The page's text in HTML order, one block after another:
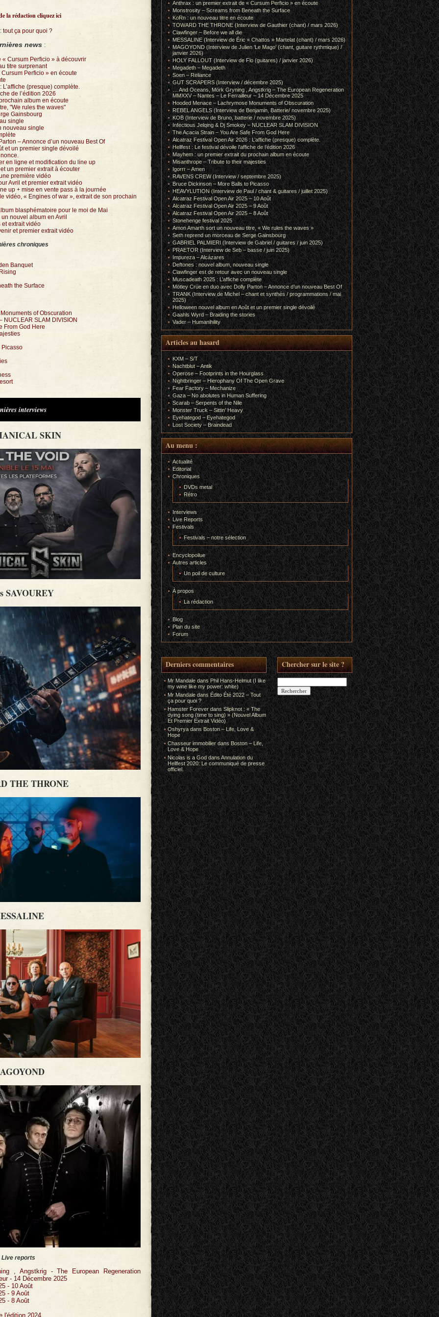
la rédaction cliquez ici
: tout ça pour quoi ?
news :
Cursum Perficio » à découvrir
titre surprenant
Perficio » en écoute
(presque) complète.
de l’édition 2026
album en écoute
"We rules the waves"
Gainsbourg
single
nouveau single
– Annonce d’un nouveau Best Of
et un premier single dévoilé
en ligne et modification du line up
un premier extrait à écouter
première vidéo
Avril et premier extrait vidéo
up + mise en vente pass à la journée
vidéo, « Engines of war », extrait de son prochain
blasphématoire pour le moi de Mai
nouvel album en Avril
extrait vidéo
et premier extrait vidéo
chroniques
Banquet
the Surface
of Obscuration
NUCLEAR SLAM DIVISION
From God Here
Picasso
interviews
SKIN
SAVOUREY
THE THRONE
Live reports
, Angstkrig - The European Regeneration
- 14 Décembre 2025
- 10 Août
- 9 Août
- 8 Août
l'édition 2024
Anthrax : un premier extrait de « Cursum Perficio » en écoute
Monstrosity – Screams from Beneath the Surface
KoRn : un nouveau titre en écoute
TOWARD THE THRONE (Interview de Gauthier (chant) / mars 2026)
Clawfinger – Before we all die
MESSALINE (Interview de Éric « Chattos » Martelat (chant) / mars 2026)
MAGOYOND (Interview de Julien ‘Le Mago’ (chant, guitare rythmique) /
janvier 2026)
HOLY FALLOUT (Interview de Flo (guitares) / janvier 2026)
Megadeth – Megadeth
Soen – Reliance
GUT SCRAPERS (Interview / décembre 2025)
… And Oceans, Mörk Gryning , Angstkrig – The European Regeneration
MMXXV – Nantes – Le Ferrailleur – 14 Décembre 2025
Hooded Menace – Lachrymose Monuments of Obscuration
REBEL ANGELS (Interview de Benjamin, Batterie/ novembre 2025)
KOB (Interview de Bruno, batterie / novembre 2025)
Infectious Jelqing & Dj Smokey – NUCLEAR SLAM DIVISION
The Acacia Strain – You Are Safe From God Here
Alcatraz Festival Open Air 2026 : L’affiche (presque) complète.
Hellfest : Le festival dévoile l’affiche de l’édition 2026
Mayhem : un premier extrait du prochain album en écoute
Misanthrope – Tribute to their majesties
Igorrr – Amen
RAVENS CREW (Interview / septembre 2025)
Bruce Dickinson – More Balls to Picasso
HEAVYLUTION (Interview de Paul / chant & guitares / juillet 2025)
Alcatraz Festival Open Air 2025 – 10 Août
Alcatraz Festival Open Air 2025 – 9 Août
Alcatraz Festival Open Air 2025 – 8 Août
Stonehenge festival 2025
Amon Amarth sort un nouveau titre, « We rules the waves »
Seth reprend un morceau de Serge Gainsbourg
GABRIEL PALMIERI (Interview de Gabriel / guitares / juin 2025)
PRAETOR (Interview de Seb – basse / juin 2025)
Impureza – Alcázares
Deftones : nouvel album, nouveau single
Clawfinger est de retour avec un nouveau single
Muscadeath 2025 : L’affiche complète
Mötley Crüe en duo avec Dolly Parton – Annonce d’un nouveau Best Of
TRANK (Interview de Michel – chant et synthés / programmations / mai
2025)
Helloween nouvel album en Août et un premier single dévoilé
Gaahls Wyrd – Braiding the stories
Vader – Humanihility
Articles au hasard
KXM – S/T
Nachtblut – Antik
Operose – Footprints in the Hourglass
Nightbringer – Hierophany Of The Open Grave
Fear Factory – Mechanize
Gaza – No abolutes in Human Suffering
Scarab – Serpents of the Nile
Monster Truck – Sittin’ Heavy
Eyehategod – Eyehategod
Lost Society – Braindead
Au menu :
Actualité
Editorial
Chroniques
DVDs metal
Rétro
Interviews
Live Reports
Festivals
Festivals – notre sélection
Encyclopoilue
Autres articles
Un poil de culture
À propos
La rédaction
Blog
Plan du site
Forum
Derniers commentaires
Mr Mandaledans Phil Hans-Helmut (I like
my wine like my power: white)
Mr MandaledansÉdito Été 2022 – Tout
ça pour quoi ?
Hamster Forever dans Slipknot : « The
dying song (time to sing) » (Nouvel Album
Et Premier Extrait Vidéo)
Oshyrya dans Boston – Life, Love &
Hope
Chasseur immobilier dans Boston – Life,
Love & Hope
Nicolas is a GoddansAnnulation du
Hellfest 2020: Le communiqué de presse
officiel.
Chercher sur le site ?
Rechercher :